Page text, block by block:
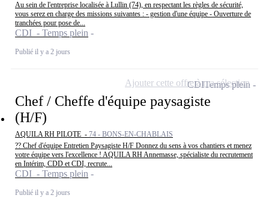
Au sein de l'entreprise localisée à Lullin (74), en respectant les règles de sécurité,
vous serez en charge des missions suivantes : - gestion d'une équipe - Ouverture de
tranchées pour pose de...
CDI - Temps plein
Publié il y a 2 jours
Chef / Cheffe d'équipe paysagiste
(H/F)
AQUILA RH PILOTE - 74 - BONS-EN-CHABLAIS
?? Chef d'équipe Entretien Paysagiste H/F Donnez du sens à vos chantiers et menez
votre équipe vers l'excellence ! AQUILA RH Annemasse, spécialiste du recrutement
en Intérim, CDD et CDI, recrute...
CDI - Temps plein
Publié il y a 2 jours
CDITemps plein
Ajouter cette offre à ma sélection